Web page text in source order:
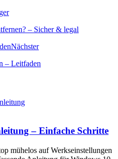
– Sicher & legal
Nächster
– Leitfaden
– Einfache Schritte
mühelos auf Werkseinstellungen